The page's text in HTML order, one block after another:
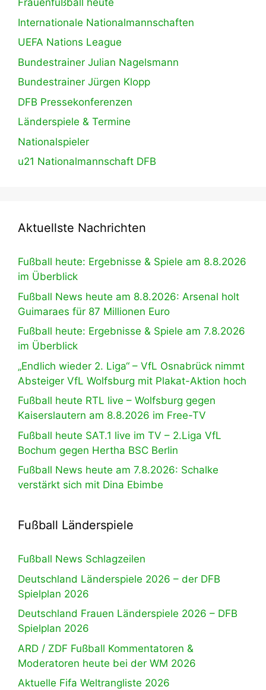
Frauenfußball heute
Internationale Nationalmannschaften
UEFA Nations League
Bundestrainer Julian Nagelsmann
Bundestrainer Jürgen Klopp
DFB Pressekonferenzen
Länderspiele & Termine
Nationalspieler
u21 Nationalmannschaft DFB
Aktuellste Nachrichten
Fußball heute: Ergebnisse & Spiele am 8.8.2026
im Überblick
Fußball News heute am 8.8.2026: Arsenal holt
Guimaraes für 87 Millionen Euro
Fußball heute: Ergebnisse & Spiele am 7.8.2026
im Überblick
„Endlich wieder 2. Liga“ – VfL Osnabrück nimmt
Absteiger VfL Wolfsburg mit Plakat-Aktion hoch
Fußball heute RTL live – Wolfsburg gegen
Kaiserslautern am 8.8.2026 im Free-TV
Fußball heute SAT.1 live im TV – 2.Liga VfL
Bochum gegen Hertha BSC Berlin
Fußball News heute am 7.8.2026: Schalke
verstärkt sich mit Dina Ebimbe
Fußball Länderspiele
Fußball News Schlagzeilen
Deutschland Länderspiele 2026 – der DFB
Spielplan 2026
Deutschland Frauen Länderspiele 2026 – DFB
Spielplan 2026
ARD / ZDF Fußball Kommentatoren &
Moderatoren heute bei der WM 2026
Aktuelle Fifa Weltrangliste 2026